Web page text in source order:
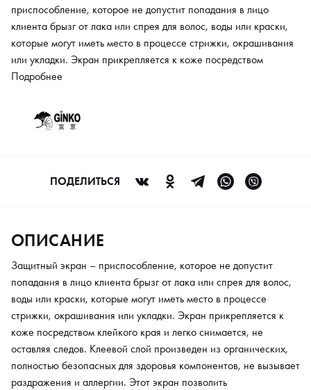
приспособление, которое не допустит попадания в лицо
клиента брызг от лака или спрея для волос, воды или краски,
которые могут иметь место в процессе стрижки, окрашивания
или укладки. Экран прикрепляется к коже посредством
клейкого края и легко снимается, не оставляя следов. Клеевой
здоровья компонентов, не вызывает раздражения и аллергии.
Этот экран позволить продемонстрировать высокий уровень
Подробнее
ПОДЕЛИТЬСЯ
ОПИСАНИЕ
Защитный экран – приспособление, которое не допустит
попадания в лицо клиента брызг от лака или спрея для волос,
воды или краски, которые могут иметь место в процессе
стрижки, окрашивания или укладки. Экран прикрепляется к
коже посредством клейкого края и легко снимается, не
оставляя следов. Клеевой слой произведен из органических,
полностью безопасных для здоровья компонентов, не вызывает
раздражения и аллергии. Этот экран позволить